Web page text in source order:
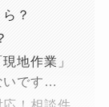
？
地作業」
いです…